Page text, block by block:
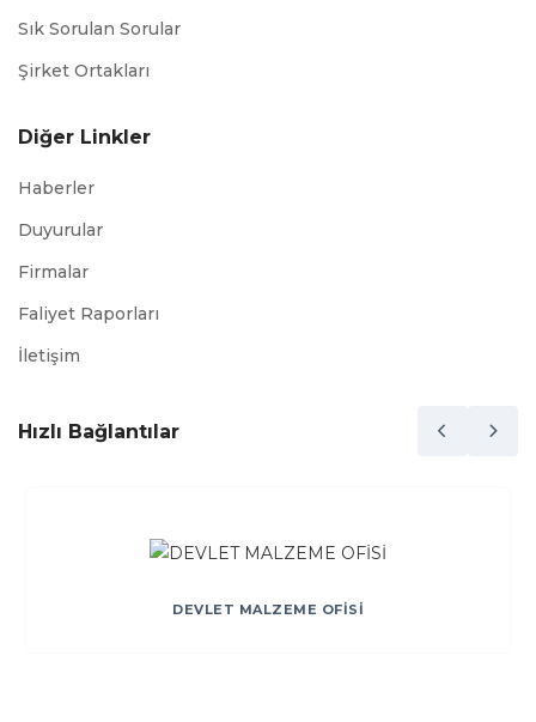
Sık Sorulan Sorular
Şirket Ortakları
Diğer Linkler
Haberler
Duyurular
Firmalar
Faliyet Raporları
İletişim
Hızlı Bağlantılar
DEVLET MALZEME OFİSİ